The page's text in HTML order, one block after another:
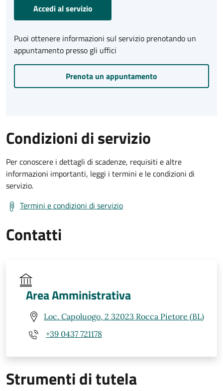
Accedi al servizio
Puoi ottenere informazioni sul servizio prenotando un
appuntamento presso gli uffici
Prenota un appuntamento
Condizioni di servizio
Per conoscere i dettagli di scadenze, requisiti e altre
informazioni importanti, leggi i termini e le condizioni di
servizio.
Termini e condizioni di servizio
Contatti
Area Amministrativa
Loc. Capoluogo, 2 32023 Rocca Pietore (BL)
+39 0437 721178
Strumenti di tutela